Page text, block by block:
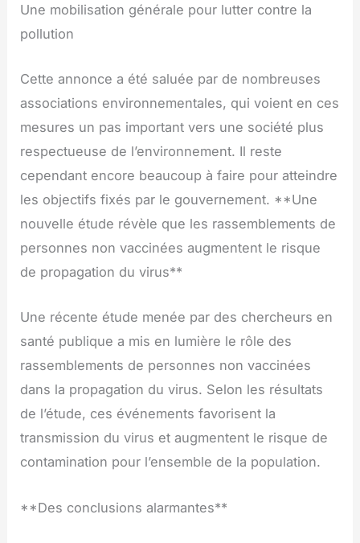
Une mobilisation générale pour lutter contre la
pollution
Cette annonce a été saluée par de nombreuses
associations environnementales, qui voient en ces
mesures un pas important vers une société plus
respectueuse de l’environnement. Il reste
cependant encore beaucoup à faire pour atteindre
les objectifs fixés par le gouvernement. **Une
nouvelle étude révèle que les rassemblements de
personnes non vaccinées augmentent le risque
de propagation du virus**
Une récente étude menée par des chercheurs en
santé publique a mis en lumière le rôle des
rassemblements de personnes non vaccinées
dans la propagation du virus. Selon les résultats
de l’étude, ces événements favorisent la
transmission du virus et augmentent le risque de
contamination pour l’ensemble de la population.
**Des conclusions alarmantes**